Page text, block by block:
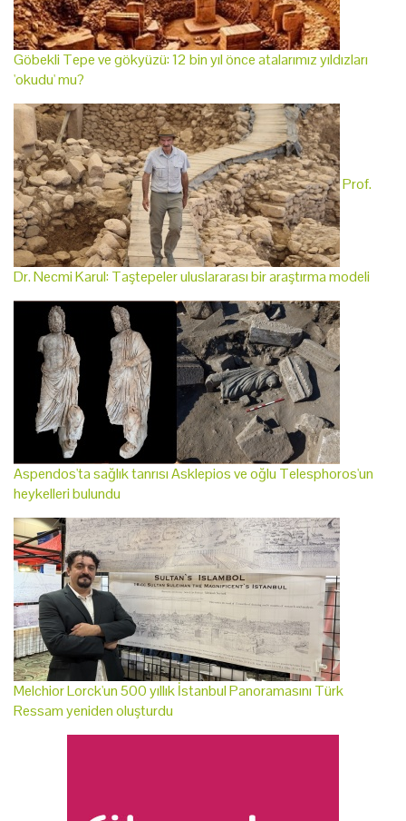
Göbekli Tepe ve gökyüzü: 12 bin yıl önce atalarımız yıldızları
'okudu' mu?
Prof.
Dr. Necmi Karul: Taştepeler uluslararası bir araştırma modeli
Aspendos'ta sağlık tanrısı Asklepios ve oğlu Telesphoros'un
heykelleri bulundu
Melchior Lorck'un 500 yıllık İstanbul Panoramasını Türk
Ressam yeniden oluşturdu